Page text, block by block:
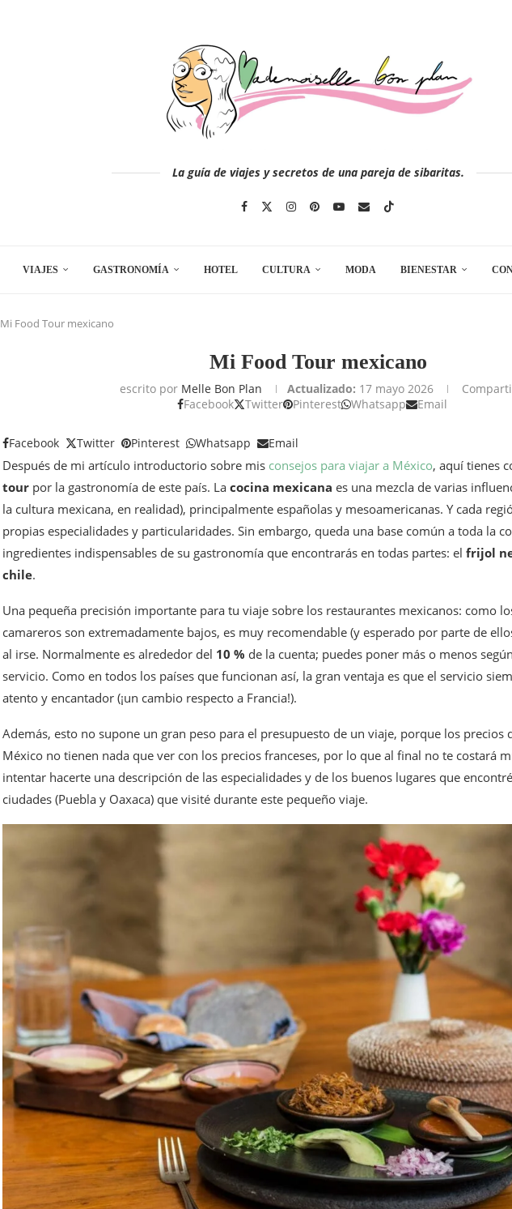
La guía de viajes y secretos de una pareja de sibaritas.
VIAJES GASTRONOMÍA HOTEL CULTURA MODA BIENESTAR
Mi Food Tour mexicano
Mi Food Tour mexicano
escrito por Melle Bon Plan Actualizado: 17 mayo 2026
Facebook
Twitter Pinterest Whatsapp Email
Facebook Twitter Pinterest Whatsapp Email
Después de mi artículo introductorio sobre mis consejos para viajar a México, aquí tienes
tour por la gastronomía de este país. La cocina mexicana es una mezcla de varias
la cultura mexicana, en realidad), principalmente españolas y mesoamericanas. Y cada
propias especialidades y particularidades. Sin embargo, queda una base común a toda la
ingredientes indispensables de su gastronomía que encontrarás en todas partes: el frijol
chile.
Una pequeña precisión importante para tu viaje sobre los restaurantes mexicanos: como
camareros son extremadamente bajos, es muy recomendable (y esperado por parte de
al irse. Normalmente es alrededor del 10 % de la cuenta; puedes poner más o menos
servicio. Como en todos los países que funcionan así, la gran ventaja es que el servicio
atento y encantador (¡un cambio respecto a Francia!).
Además, esto no supone un gran peso para el presupuesto de un viaje, porque los precios
México no tienen nada que ver con los precios franceses, por lo que al final no te costará
intentar hacerte una descripción de las especialidades y de los buenos lugares que
ciudades (Puebla y Oaxaca) que visité durante este pequeño viaje.